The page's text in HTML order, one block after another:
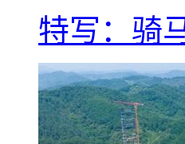
特写：骑